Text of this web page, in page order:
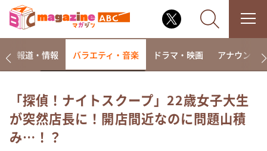
なるみ・岡村の過ぎるTV
相席食堂
報道・情報 バラエティ・音楽 ドラマ・映画 アナウンサー
「探偵！ナイトスクープ」22歳女子大生
が突然店長に！開店間近なのに問題山積
み…！？